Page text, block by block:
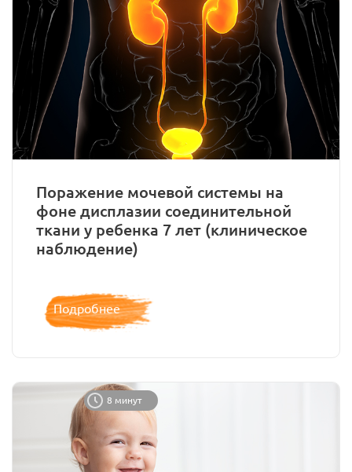
Поражение мочевой системы на
фоне дисплазии соединительной
ткани у ребенка 7 лет (клиническое
наблюдение)
Подробнее
8 минут